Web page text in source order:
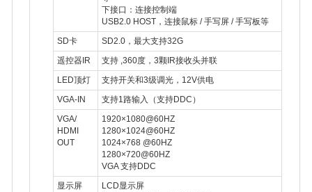
下接口：连接控制端
USB2.0 HOST，连接鼠标 / 手写屏 / 手写板等
SD卡
SD2.0，最大支持32G
遥控器IR
支持 ,360度，3颗IR接收头并联
LED顶灯
支持开关和3级调光，12V供电
VGA-IN
支持1路输入（支持DDC）
VGA/
HDMI
OUT
1920×1080@60HZ
1280×1024@60HZ
1024×768 @60HZ
1280×720@60HZ
VGA 支持DDC
显示屏
LCD显示屏